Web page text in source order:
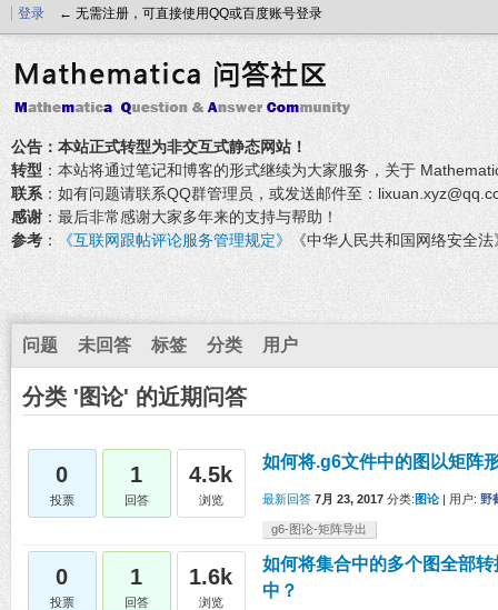
登录 ← 无需注册，可直接使用QQ或百度账号登录
公告：本站正式转型为非交互式静态网站！
转型 ：本站将通过笔记和博客的形式继续为大家服务，关于
联系 ：如有问题请联系QQ群管理员，或发送邮件至：
感谢 ：最后非常感谢大家多年来的支持与帮助！
参考 ： 《互联网跟帖评论服务管理规定》 《中华人民共和国网络安全
问题 未回答 标签 分类 用户
分类 '图论' 的近期问答
0
投票
1
回答
4.5k
浏览
如何将.g6文件中的图以矩阵
最新回答 7月 23, 2017 分类: 图论 用户: 野
g6-图论-矩阵导出
0
投票
1
回答
1.6k
浏览
如何将集合中的多个图全部
中？